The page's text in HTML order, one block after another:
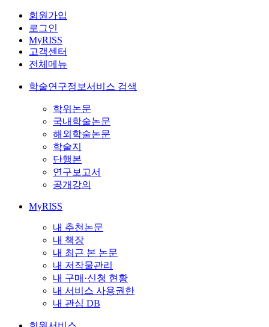
회원가입
로그인
MyRISS
고객센터
전체메뉴
학술연구정보서비스 검색
학위논문
국내학술논문
해외학술논문
학술지
단행본
연구보고서
공개강의
MyRISS
내 추천논문
내 책장
내 최근 본 논문
내 저작물관리
내 구매·신청 현황
내 서비스 사용권한
내 관심 DB